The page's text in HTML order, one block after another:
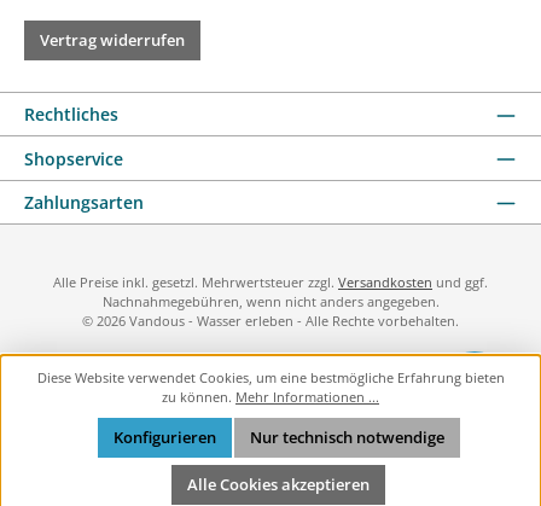
Vertrag widerrufen
Rechtliches
Shopservice
Zahlungsarten
Alle Preise inkl. gesetzl. Mehrwertsteuer zzgl. Versandkosten und ggf.
Nachnahmegebühren, wenn nicht anders angegeben.
© 2026 Vandous - Wasser erleben - Alle Rechte vorbehalten.
Diese Website verwendet Cookies, um eine bestmögliche Erfahrung bieten
zu können. Mehr Informationen ...
Nur technisch notwendige
Konfigurieren
Alle Cookies akzeptieren